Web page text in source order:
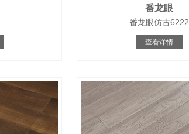
番龙眼
番龙眼仿古6222
查看详情